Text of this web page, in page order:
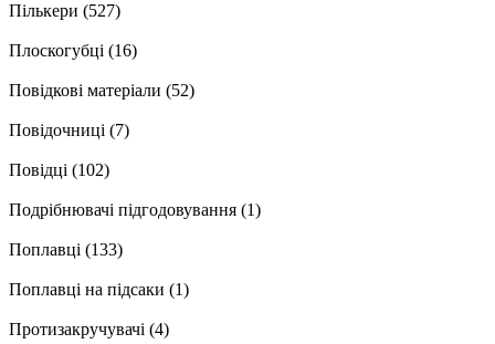
Пількери (527)
Плоскогубці (16)
Повідкові матеріали (52)
Повідочниці (7)
Повідці (102)
Подрібнювачі підгодовування (1)
Поплавці (133)
Поплавці на підсаки (1)
Протизакручувачі (4)